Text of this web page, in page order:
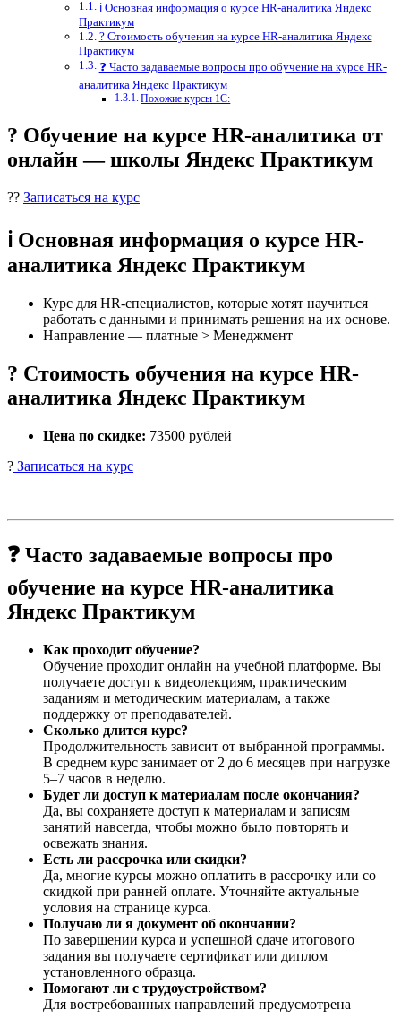
ℹ️ Основная информация о курсе HR-аналитика Яндекс
Практикум
? Стоимость обучения на курсе HR-аналитика Яндекс
Практикум
❓ Часто задаваемые вопросы про обучение на курсе HR-
аналитика Яндекс Практикум
Похожие курсы 1С:
? Обучение на курсе HR-аналитика от
онлайн — школы Яндекс Практикум
?? Записаться на курс
ℹ️ Основная информация о курсе HR-
аналитика Яндекс Практикум
Курс для HR-специалистов, которые хотят научиться
работать с данными и принимать решения на их основе.
Направление — платные > Менеджмент
? Стоимость обучения на курсе HR-
аналитика Яндекс Практикум
Цена по скидке: 73500 рублей
? Записаться на курс
❓ Часто задаваемые вопросы про
обучение на курсе HR-аналитика
Яндекс Практикум
Как проходит обучение?
Обучение проходит онлайн на учебной платформе. Вы
получаете доступ к видеолекциям, практическим
заданиям и методическим материалам, а также
поддержку от преподавателей.
Сколько длится курс?
Продолжительность зависит от выбранной программы.
В среднем курс занимает от 2 до 6 месяцев при нагрузке
5–7 часов в неделю.
Будет ли доступ к материалам после окончания?
Да, вы сохраняете доступ к материалам и записям
занятий навсегда, чтобы можно было повторять и
освежать знания.
Есть ли рассрочка или скидки?
Да, многие курсы можно оплатить в рассрочку или со
скидкой при ранней оплате. Уточняйте актуальные
условия на странице курса.
Получаю ли я документ об окончании?
По завершении курса и успешной сдаче итогового
задания вы получаете сертификат или диплом
установленного образца.
Помогают ли с трудоустройством?
Для востребованных направлений предусмотрена